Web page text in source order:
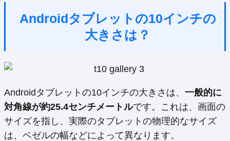
Androidタブレットの10インチの
大きさは？
Androidタブレットの10インチの大きさは、 一般的に
対角線が約25.4センチメートルです。これは、画面の
サイズを指し、実際のタブレットの物理的なサイズ
は、ベゼルの幅などによって異なります。